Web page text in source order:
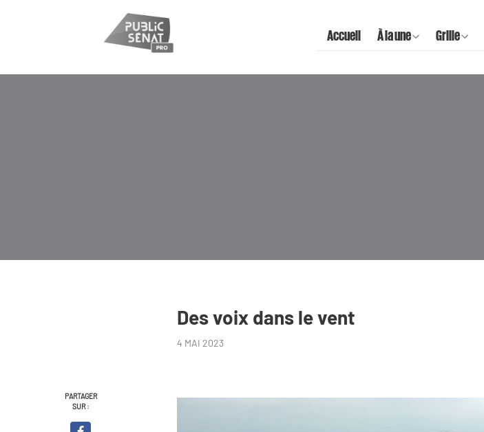
Accueil À la une Grille
Des voix dans le vent
4 MAI 2023
PARTAGER
SUR :